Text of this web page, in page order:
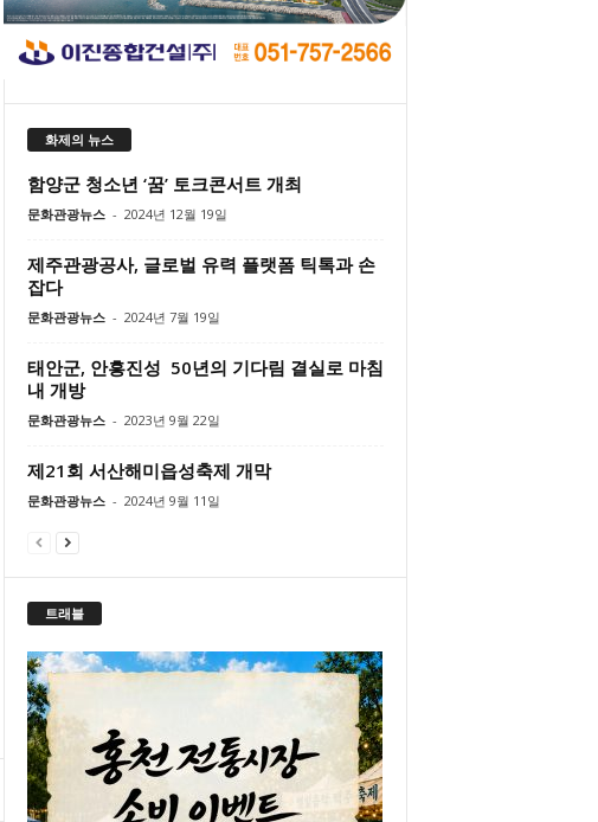
화제의 뉴스
함양군 청소년 ‘꿈’ 토크콘서트 개최
문화관광뉴스 - 2024년 12월 19일
제주관광공사, 글로벌 유력 플랫폼 틱톡과 손
잡다
문화관광뉴스 - 2024년 7월 19일
태안군, 안흥진성 50년의 기다림 결실로 마침
내 개방
문화관광뉴스 - 2023년 9월 22일
제21회 서산해미읍성축제 개막
문화관광뉴스 - 2024년 9월 11일
트래블